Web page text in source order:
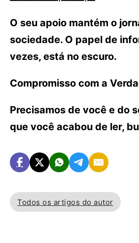
O seu apoio mantém o
sociedade. O papel de
vezes, está no escuro.
Compromisso com a
Precisamos de você e do
que você acabou de ler,
Todos os artigos do autor